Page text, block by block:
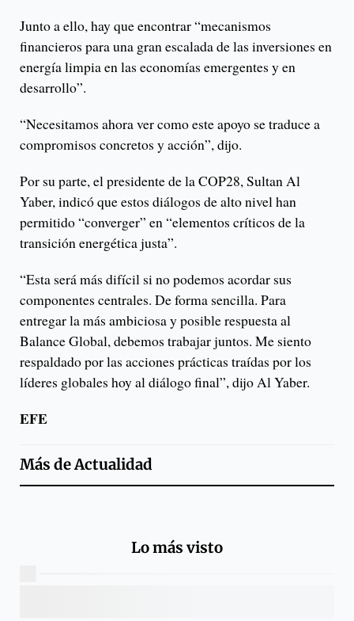
Junto a ello, hay que encontrar “mecanismos
financieros para una gran escalada de las inversiones en
energía limpia en las economías emergentes y en
desarrollo”.
“Necesitamos ahora ver como este apoyo se traduce a
compromisos concretos y acción”, dijo.
Por su parte, el presidente de la COP28, Sultan Al
Yaber, indicó que estos diálogos de alto nivel han
permitido “converger” en “elementos críticos de la
transición energética justa”.
“Esta será más difícil si no podemos acordar sus
componentes centrales. De forma sencilla. Para
entregar la más ambiciosa y posible respuesta al
Balance Global, debemos trabajar juntos. Me siento
respaldado por las acciones prácticas traídas por los
líderes globales hoy al diálogo final”, dijo Al Yaber.
EFE
Más deActualidad
Lo más visto